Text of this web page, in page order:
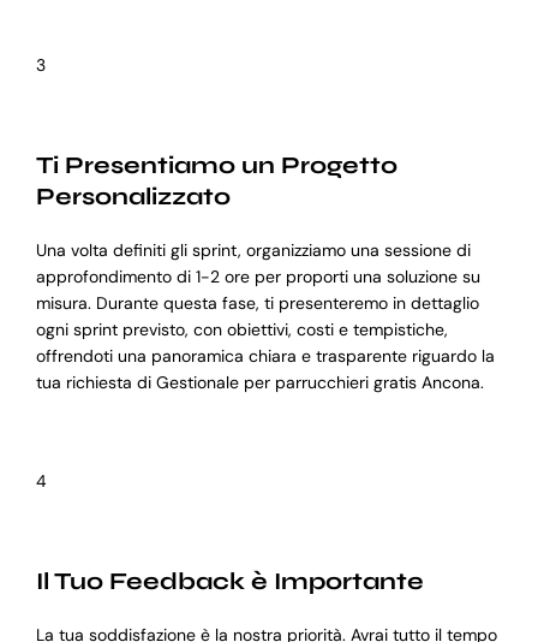
3
Ti Presentiamo un Progetto
Personalizzato
Una volta definiti gli sprint, organizziamo una sessione di
approfondimento di 1-2 ore per proporti una soluzione su
misura. Durante questa fase, ti presenteremo in dettaglio
ogni sprint previsto, con obiettivi, costi e tempistiche,
offrendoti una panoramica chiara e trasparente riguardo la
tua richiesta di Gestionale per parrucchieri gratis Ancona.
4
Il Tuo Feedback è Importante
La tua soddisfazione è la nostra priorità. Avrai tutto il tempo